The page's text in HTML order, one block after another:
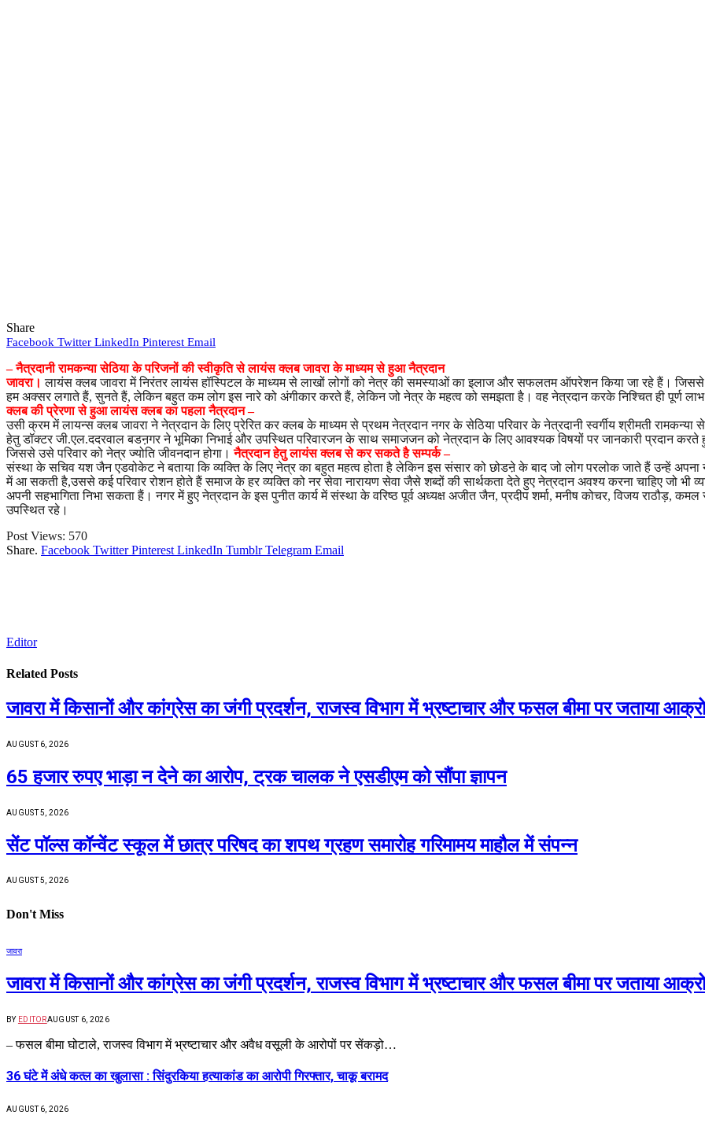
Share
Facebook Twitter LinkedIn Pinterest Email
– नैत्रदानी रामकन्या सेठिया के परिजनों की स्वीकृति से लायंस क्लब जावरा के माध्यम से हुआ नैत्रदान
जावरा। लायंस क्लब जावरा में निरंतर लायंस हॉस्पिटल के माध्यम से लाखों लोगों को नेत्र की समस्याओं का इलाज और सफलतम ऑपरेशन किया जा रहे हैं। जिससे
हम अक्सर लगाते हैं, सुनते हैं, लेकिन बहुत कम लोग इस नारे को अंगीकार करते हैं, लेकिन जो नेत्र के महत्व को समझता है। वह नेत्रदान करके निश्चित ही पूर्ण
क्लब की प्रेरणा से हुआ लायंस क्लब का पहला नैत्रदान –
उसी क्रम में लायन्स क्लब जावरा ने नेत्रदान के लिए प्रेरित कर क्लब के माध्यम से प्रथम नेत्रदान नगर के सेठिया परिवार के नेत्रदानी स्वर्गीय श्रीमती रामकन्या
हेतु डॉक्टर जी.एल.ददरवाल बडऩगर ने भूमिका निभाई और उपस्थित परिवारजन के साथ समाजजन को नेत्रदान के लिए आवश्यक विषयों पर जानकारी प्रदान करते
जिससे उसे परिवार को नेत्र ज्योति जीवनदान होगा।नैत्रदान हेतु लायंस क्लब से कर सकते है सम्पर्क –
संस्था के सचिव यश जैन एडवोकेट ने बताया कि व्यक्ति के लिए नेत्र का बहुत महत्व होता है लेकिन इस संसार को छोडऩे के बाद जो लोग परलोक जाते हैं उन्हें
में आ सकती है,उससे कई परिवार रोशन होते हैं समाज के हर व्यक्ति को नर सेवा नारायण सेवा जैसे शब्दों की सार्थकता देते हुए नेत्रदान अवश्य करना चाहिए जो भी
अपनी सहभागिता निभा सकता हैं। नगर में हुए नेत्रदान के इस पुनीत कार्य में संस्था के वरिष्ठ पूर्व अध्यक्ष अजीत जैन, प्रदीप शर्मा, मनीष कोचर, विजय राठौड़,
उपस्थित रहे।
Post Views: 570
Share. Facebook Twitter Pinterest LinkedIn Tumblr Telegram Email
Editor
Related Posts
जावरा में किसानों और कांग्रेस का जंगी प्रदर्शन, राजस्व विभाग में भ्रष्टाचार और फसल बीमा पर जताया
AUGUST 6, 2026
65 हजार रुपए भाड़ा न देने का आरोप, ट्रक चालक ने एसडीएम को सौंपा ज्ञापन
AUGUST 5, 2026
सेंट पॉल्स कॉन्वेंट स्कूल में छात्र परिषद का शपथ ग्रहण समारोह गरिमामय माहौल में संपन्न
AUGUST 5, 2026
Don't Miss
जावरा
जावरा में किसानों और कांग्रेस का जंगी प्रदर्शन, राजस्व विभाग में भ्रष्टाचार और फसल बीमा पर जताया
BY EDITORAUGUST 6, 2026
– फसल बीमा घोटाले, राजस्व विभाग में भ्रष्टाचार और अवैध वसूली के आरोपों पर सेंकड़ो…
36 घंटे में अंधे कत्ल का खुलासा : सिंदुरकिया हत्याकांड का आरोपी गिरफ्तार, चाकू बरामद
AUGUST 6, 2026